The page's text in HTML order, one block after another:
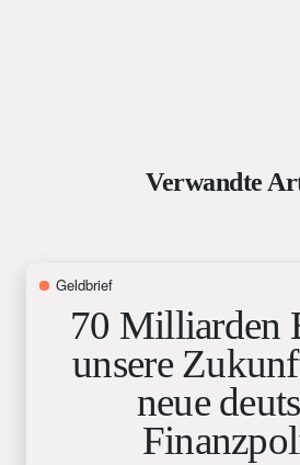
Verwandte
Geldbrief
70 Milliarden
unsere
neue